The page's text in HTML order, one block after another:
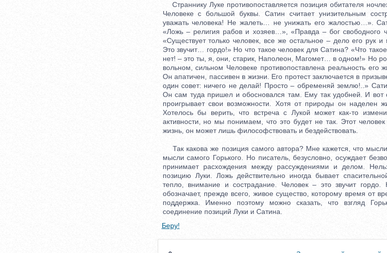
Страннику Луке противопоставляется позиция обитателя
Человеке с большой буквы. Сатин считает унизительным
уважать человека! Не жалеть… не унижать его жалостью…».
«Ложь – религия рабов и хозяев…», «Правда – бог свободного
«Существует только человек, все же остальное – дело его рук
Это звучит… гордо!» Но что такое человек для Сатина? «Что
нет! – это ты, я, они, старик, Наполеон, Магомет… в одном!» Но
вольном, сильном Человеке противопоставлена реальность его
Он апатичен, пассивен в жизни. Его протест заключается в
один совет: ничего не делай! Просто – обременяй землю!..»
Он сам туда пришел и обосновался там. Ему так удобней. И вот
проигрывает свои возможности. Хотя от природы он наделен
Хотелось бы верить, что встреча с Лукой может как-то
активности, но мы понимаем, что это будет не так. Этот
жизнь, он может лишь философствовать и бездействовать.
Так какова же позиция самого автора? Мне кажется, что
мысли самого Горького. Но писатель, безусловно, осуждает
принимает расхождения между рассуждениями и делом.
позицию Луки. Ложь действительно иногда бывает
тепло, внимание и сострадание. Человек – это звучит гордо.
обозначает, прежде всего, живое существо, которому время от
поддержка. Именно поэтому можно сказать, что взгляд
соединение позиций Луки и Сатина.
Беру!